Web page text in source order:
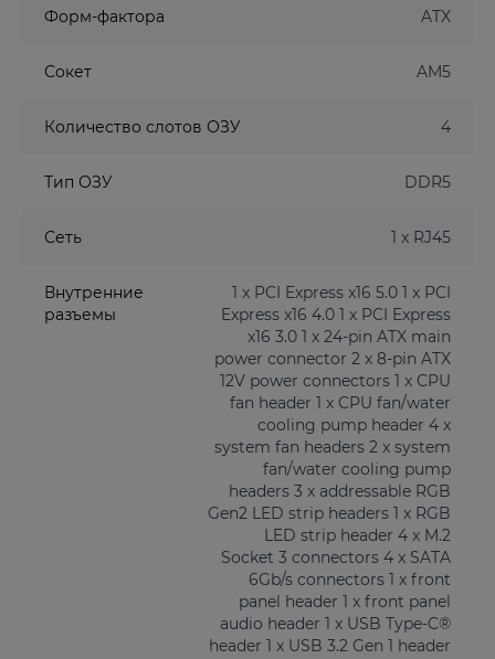
Форм-фактора ATX
Сокет AM5
Количество слотов ОЗУ 4
Тип ОЗУ DDR5
Сеть 1 x RJ45
Внутренние
разъемы
1 x PCI Express x16 5.0 1 x PCI
Express x16 4.0 1 x PCI Express
x16 3.0 1 x 24-pin ATX main
power connector 2 x 8-pin ATX
12V power connectors 1 x CPU
fan header 1 x CPU fan/water
cooling pump header 4 x
system fan headers 2 x system
fan/water cooling pump
headers 3 x addressable RGB
Gen2 LED strip headers 1 x RGB
LED strip header 4 x M.2
Socket 3 connectors 4 x SATA
6Gb/s connectors 1 x front
panel header 1 x front panel
audio header 1 x USB Type-C®
header 1 x USB 3.2 Gen 1 header